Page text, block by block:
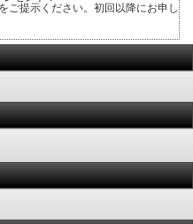
ご提示ください。初回以降にお申し